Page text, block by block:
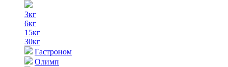
3кг
6кг
15кг
30кг
Гастроном
Олимп